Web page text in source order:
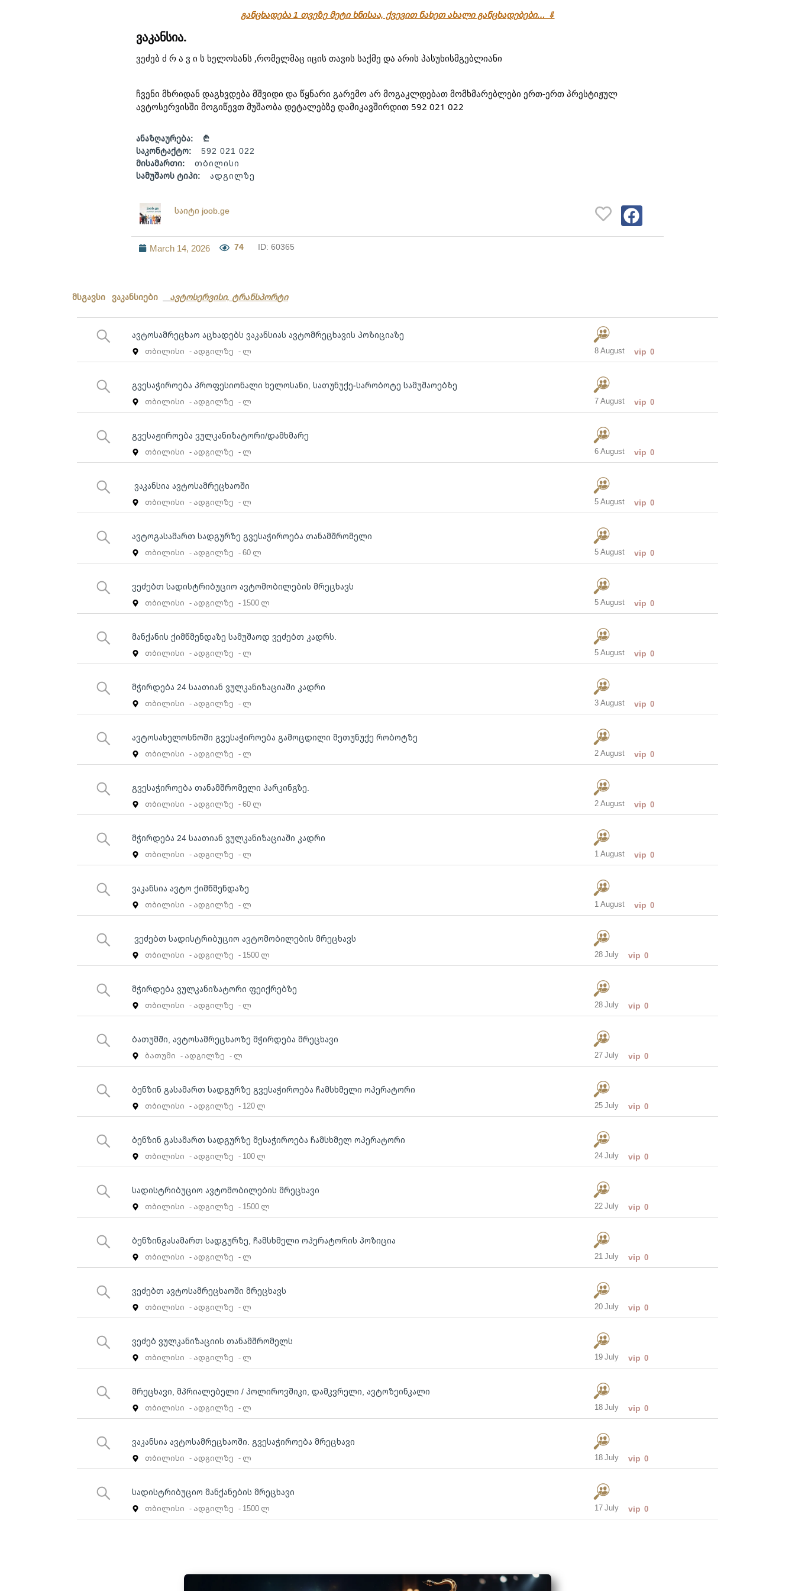
განცხადება 1 თვეზე მეტი ხნისაა, ქვევით ნახეთ ახალი განცხადებები… ⇓
ვაკანსია.
ვეძებ ძ რ ა ვ ი ს ხელოსანს ,რომელმაც იცის თავის საქმე და არის პასუხისმგებლიანი
ჩვენი მხრიდან დაგხვდება მშვიდი და წყნარი გარემო არ მოგაკლდებათ მომხმარებლები ერთ-ერთ პრესტიჟულ
ავტოსერვისში მოგიწევთ მუშაობა დეტალებზე დამიკავშირდით 592 021 022
ანაზღაურება:
₾
საკონტაქტო:
592 021 022
მისამართი:
თბილისი
სამუშაოს ტიპი:
ადგილზე
საიტი joob.ge
March 14, 2026 74 ID: 60365
მსგავსი ვაკანსიები ავტოსერვისი, ტრანსპორტი
ავტოსამრეცხაო აცხადებს ვაკანსიას ავტომრეცხავის პოზიციაზე
თბილისი - ადგილზე - ლ 8 August vip 0
გვესაჭიროება პროფესიონალი ხელოსანი, სათუნუქე-სარობოტე სამუშაოებზე
თბილისი - ადგილზე - ლ 7 August vip 0
გვესაჟიროება ვულკანიზატორი/დამხმარე
თბილისი - ადგილზე - ლ 6 August vip 0
ვაკანსია ავტოსამრეცხაოში
თბილისი - ადგილზე - ლ 5 August vip 0
ავტოგასამართ სადგურზე გვესაჭიროება თანამშრომელი
თბილისი - ადგილზე - 60 ლ 5 August vip 0
ვეძებთ სადისტრიბუციო ავტომობილების მრეცხავს
თბილისი - ადგილზე - 1500 ლ 5 August vip 0
მანქანის ქიმწმენდაზე სამუშაოდ ვეძებთ კადრს.
თბილისი - ადგილზე - ლ 5 August vip 0
მჭირდება 24 საათიან ვულკანიზაციაში კადრი
თბილისი - ადგილზე - ლ 3 August vip 0
ავტოსახელოსნოში გვესაჭიროება გამოცდილი მეთუნუქე რობოტზე
თბილისი - ადგილზე - ლ 2 August vip 0
გვესაჭიროება თანამშრომელი პარკინგზე.
თბილისი - ადგილზე - 60 ლ 2 August vip 0
მჭირდება 24 საათიან ვულკანიზაციაში კადრი
თბილისი - ადგილზე - ლ 1 August vip 0
ვაკანსია ავტო ქიმწმენდაზე
თბილისი - ადგილზე - ლ 1 August vip 0
ვეძებთ სადისტრიბუციო ავტომობილების მრეცხავს
თბილისი - ადგილზე - 1500 ლ 28 July vip 0
მჭირდება ვულკანიზატორი ფეიქრებზე
თბილისი - ადგილზე - ლ 28 July vip 0
ბათუმში, ავტოსამრეცხაოზე მჭირდება მრეცხავი
ბათუმი - ადგილზე - ლ 27 July vip 0
ბენზინ გასამართ სადგურზე გვესაჭიროება ჩამსხმელი ოპერატორი
თბილისი - ადგილზე - 120 ლ 25 July vip 0
ბენზინ გასამართ სადგურზე მესაჭიროება ჩამსხმელ ოპერატორი
თბილისი - ადგილზე - 100 ლ 24 July vip 0
სადისტრიბუციო ავტომობილების მრეცხავი
თბილისი - ადგილზე - 1500 ლ 22 July vip 0
ბენზინგასამართ სადგურზე, ჩამსხმელი ოპერატორის პოზიცია
თბილისი - ადგილზე - ლ 21 July vip 0
ვეძებთ ავტოსამრეცხაოში მრეცხავს
თბილისი - ადგილზე - ლ 20 July vip 0
ვეძებ ვულკანიზაციის თანამშრომელს
თბილისი - ადგილზე - ლ 19 July vip 0
მრეცხავი, მპრიალებელი / პოლიროვშიკი, დამკვრელი, ავტოზეინკალი
თბილისი - ადგილზე - ლ 18 July vip 0
ვაკანსია ავტოსამრეცხაოში. გვესაჭიროება მრეცხავი
თბილისი - ადგილზე - ლ 18 July vip 0
სადისტრიბუციო მანქანების მრეცხავი
თბილისი - ადგილზე - 1500 ლ 17 July vip 0